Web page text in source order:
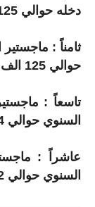
دخله حوالي 125 الف دولار امريكي سنوي .
ثامناً : ماجستير
حوالي 125 الف دولار امريكي .
تاسعاً :
السنوي حوالي 124 الف دولار امريكي .
عاشراً :
السنوي حوالي 122 الف دولار امريكي .